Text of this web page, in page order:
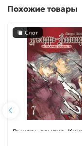
Похожие товары
Слот
Рыцарь-вампир.